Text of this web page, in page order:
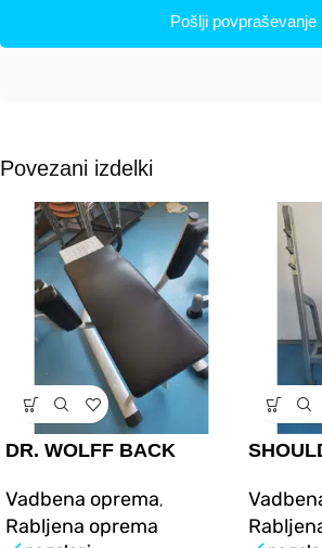
Pošlji povpraševanje
Povezani izdelki
DR. WOLFF BACK
KLOP ZA DVIG
Vadbena oprema,
Rabljena oprema
A